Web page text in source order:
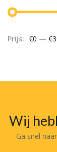
Prijs: €0 —
Wij
Ga snel